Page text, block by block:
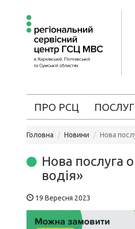
ПРО РСЦ
Головна Новини Нова
Нова послуга
водія»
19 Вересня 2023